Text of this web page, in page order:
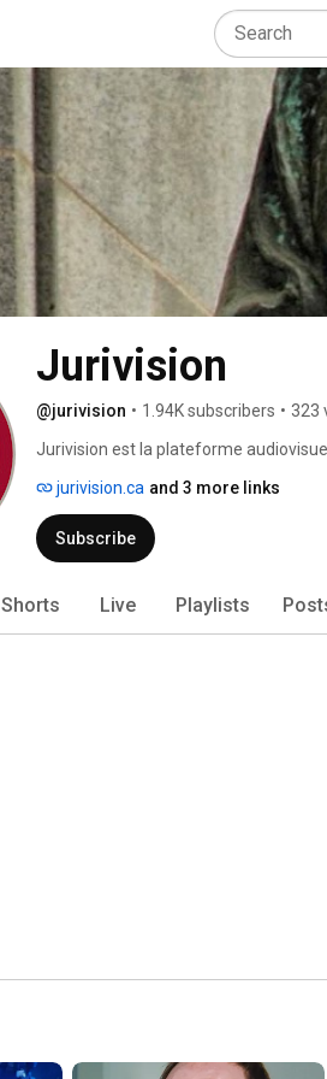
Jurivision
@jurivision • 1.94K subscribers • 323
Jurivision est la plateforme
chercheurs et praticiens du droit au
faculté de droit de l’Université
jurivision.ca and 3 more links
Subscribe
Shorts Live Playlists